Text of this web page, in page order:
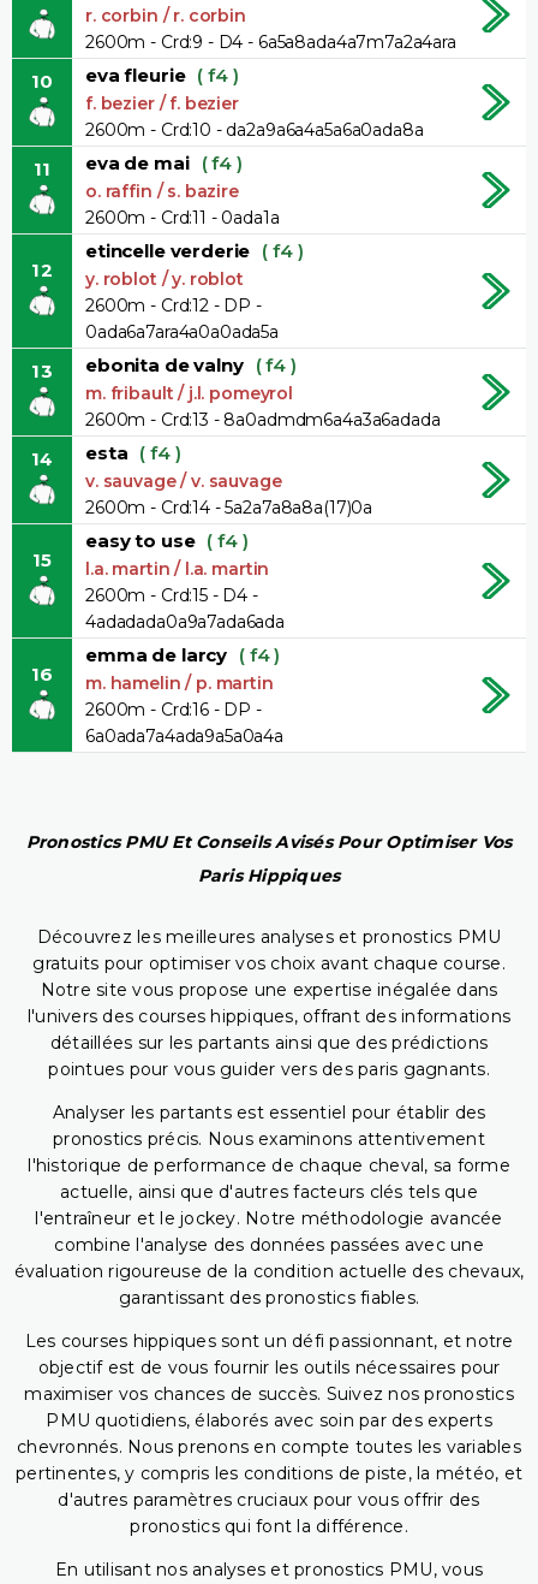
r. corbin / r. corbin
2600m - Crd:9 - D4 - 6a5a8ada4a7m7a2a4ara
10 eva fleurie ( f4 )
f. bezier / f. bezier
2600m - Crd:10 - da2a9a6a4a5a6a0ada8a
11 eva de mai ( f4 )
o. raffin / s. bazire
2600m - Crd:11 - 0ada1a
12
etincelle verderie ( f4 )
y. roblot / y. roblot
2600m - Crd:12 - DP -
0ada6a7ara4a0a0ada5a
13 ebonita de valny ( f4 )
m. fribault / j.l. pomeyrol
2600m - Crd:13 - 8a0admdm6a4a3a6adada
14 esta ( f4 )
v. sauvage / v. sauvage
2600m - Crd:14 - 5a2a7a8a8a(17)0a
15
easy to use ( f4 )
l.a. martin / l.a. martin
2600m - Crd:15 - D4 -
4adadada0a9a7ada6ada
16
emma de larcy ( f4 )
m. hamelin / p. martin
2600m - Crd:16 - DP -
6a0ada7a4ada9a5a0a4a
Pronostics PMU Et Conseils Avisés Pour Optimiser Vos
Paris Hippiques
Découvrez les meilleures analyses et pronostics PMU
gratuits pour optimiser vos choix avant chaque course.
Notre site vous propose une expertise inégalée dans
l'univers des courses hippiques, offrant des informations
détaillées sur les partants ainsi que des prédictions
pointues pour vous guider vers des paris gagnants.
Analyser les partants est essentiel pour établir des
pronostics précis. Nous examinons attentivement
l'historique de performance de chaque cheval, sa forme
actuelle, ainsi que d'autres facteurs clés tels que
l'entraîneur et le jockey. Notre méthodologie avancée
combine l'analyse des données passées avec une
évaluation rigoureuse de la condition actuelle des chevaux,
garantissant des pronostics fiables.
Les courses hippiques sont un défi passionnant, et notre
objectif est de vous fournir les outils nécessaires pour
maximiser vos chances de succès. Suivez nos pronostics
PMU quotidiens, élaborés avec soin par des experts
chevronnés. Nous prenons en compte toutes les variables
pertinentes, y compris les conditions de piste, la météo, et
d'autres paramètres cruciaux pour vous offrir des
pronostics qui font la différence.
En utilisant nos analyses et pronostics PMU, vous